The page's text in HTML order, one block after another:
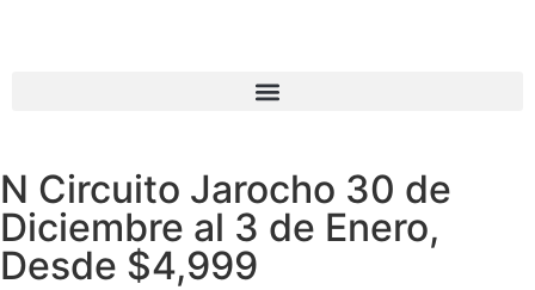
N Circuito Jarocho 30 de
Diciembre al 3 de Enero,
Desde $4,999